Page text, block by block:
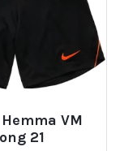
VM
21